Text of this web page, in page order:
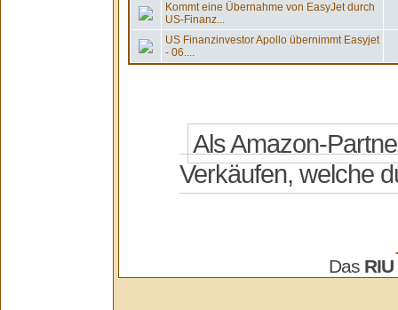
Kommt eine Übernahme von EasyJet durch
US-Finanz...
US Finanzinvestor Apollo übernimmt Easyjet
- 06....
Das